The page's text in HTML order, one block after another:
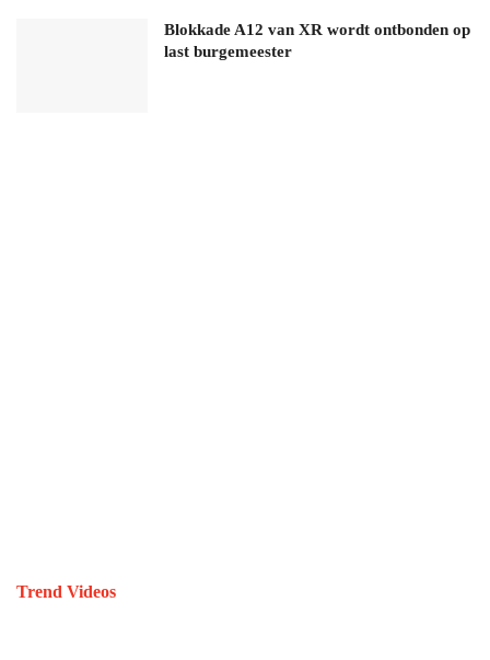
Blokkade A12 van XR wordt ontbonden op
last burgemeester
Trend Videos